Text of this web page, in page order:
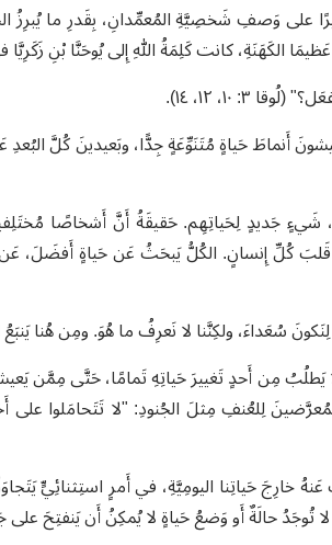
مِن إِنجيلِ لُوقا (لُوقا ٣: ١٠-١٨) لا يُركِّزُ كثيرًا على وَصفِ شَخصِيَّةِ
الكَهَنَةِ، كانت كَلِمَةُ اللهِ إِلى يُوحَنَّا بْنِ زَكَرِيَّا في
١٢، ١٤).
أَنماطَ حَياةٍ مُتَنَوِّعَةٍ جِدًّا، وبَعيدينَ كُلَّ
شَيءٍ جَديدٍ لِحَياتِهِم. حَقيقَةُ أَنَّ أَشخاصًا
كُلِّ إِنسانٍ. الكُلُّ يَبحَثُ عَن حَياةٍ أَفضَلَ،
سُعَداءَ، ولكِنَّنا لا نَعرِفُ ما هُوَ. ومِن هُنا
يَطلُبُ مِن أَحدٍ تَغييرَ حَياتِهِ تَمامًا، حَتَّى مِمَّن
"لا تَجبُوا أَكثَرَ مِمّا فُرِضَ لَكُم" (لُوقا ٣: ١٣)، أَوِ المُعرَّضينَ لِلعُنفِ مِثلَ الجُنودِ:
حَياتِنا اليومِيَّةِ، في أَمرٍ استِثنائِيٍّ
حالَةٌ أَو وَضعُ حَياةٍ لا يُمكِنُ أَن يَنفتِحَ على